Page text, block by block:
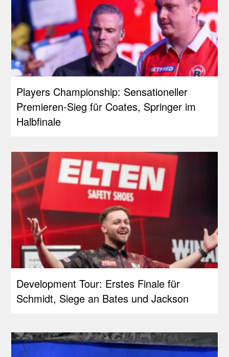
Players Championship: Sensationeller
Premieren-Sieg für Coates, Springer im
Halbfinale
Development Tour: Erstes Finale für
Schmidt, Siege an Bates und Jackson